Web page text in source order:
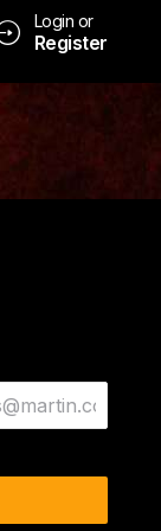
Login or
Register